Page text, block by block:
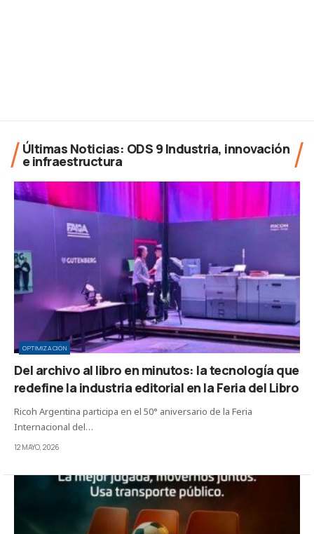
Últimas Noticias: ODS 9 Industria, innovación
e infraestructura
OPTIMIZACIÓN
Del archivo al libro en minutos: la tecnología que
redefine la industria editorial en la Feria del Libro
Ricoh Argentina participa en el 50° aniversario de la Feria
Internacional del…
12 MAYO, 2026